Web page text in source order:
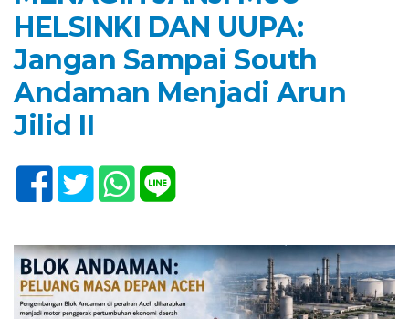
HELSINKI DAN UUPA:
Jangan Sampai South
Andaman Menjadi Arun
Jilid II